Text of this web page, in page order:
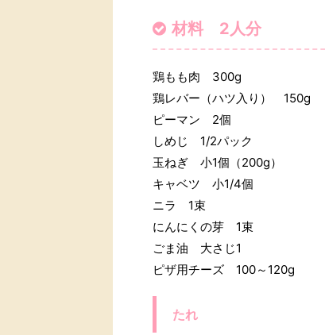
材料 2人分
鶏もも肉 300g
鶏レバー（ハツ入り） 150g
ピーマン 2個
しめじ 1/2パック
玉ねぎ 小1個（200g）
キャベツ 小1/4個
ニラ 1束
にんにくの芽 1束
ごま油 大さじ1
ピザ用チーズ 100～120g
たれ